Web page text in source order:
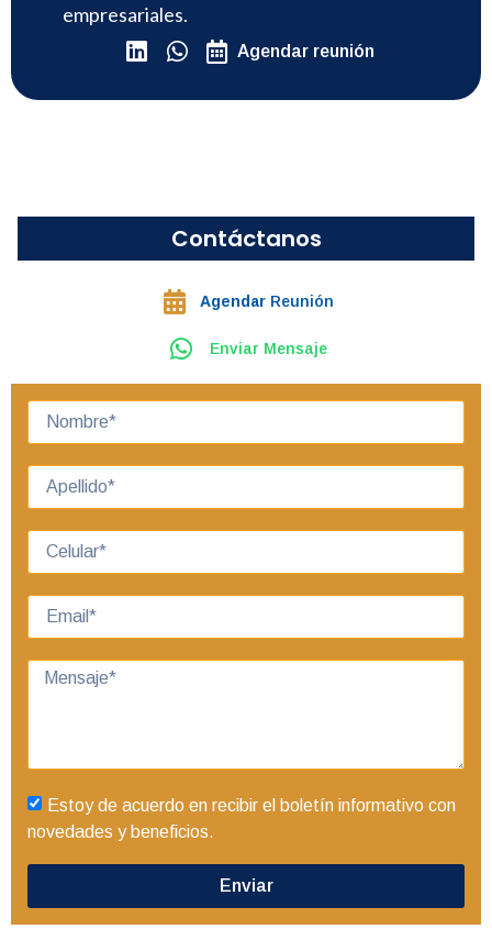
empresariales.
Agendar reunión
Contáctanos
Agendar Reunión
Enviar Mensaje
Estoy de acuerdo en recibir el boletín informativo con
novedades y beneficios.
Enviar